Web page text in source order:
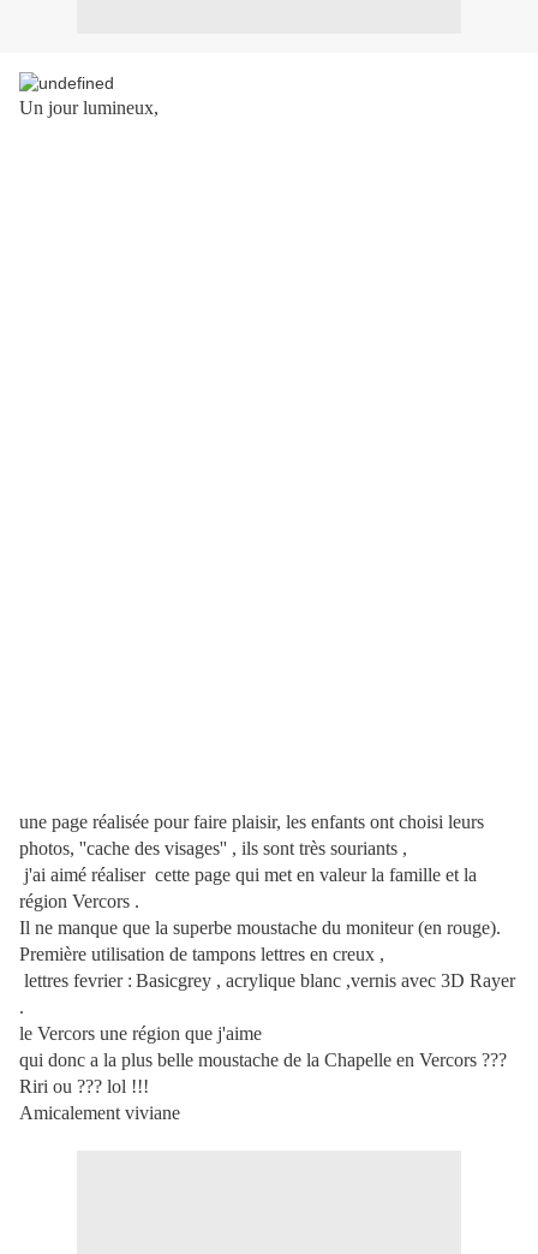
Un jour lumineux,
une page réalisée pour faire plaisir, les enfants ont choisi leurs
photos, ''cache des visages'' , ils sont très souriants ,
j'ai aimé réaliser cette page qui met en valeur la famille et la
région Vercors .
Il ne manque que la superbe moustache du moniteur (en rouge).
Première utilisation de tampons lettres en creux ,
lettres fevrier : Basicgrey , acrylique blanc ,vernis avec 3D Rayer
.
le Vercors une région que j'aime
qui donc a la plus belle moustache de la Chapelle en Vercors ???
Riri ou ??? lol !!!
Amicalement viviane